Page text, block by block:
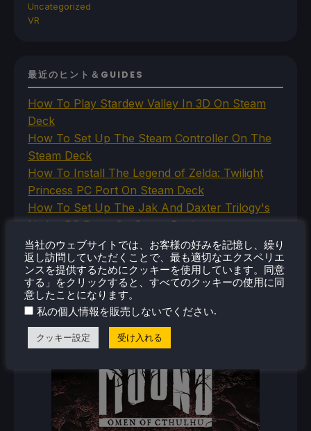
Uncategorized
VR
最近のヒント＆GUIDES
How To Play Stardew Valley In 3D On Steam
Deck
How To Set Up The Steam Controller On The
Steam Deck
How To Install The Legend of Zelda: Twilight
Princess PC Port On Steam Deck
How To Set Up The Jak And Daxter Trilogy's
Native PC Ports On Steam Deck
How To Play The Original Resident Evil 1 And 2
On Steam Deck
新着レビュー
当社のウェブサイトでは、お客様の好みを記憶し、繰り
返し訪問していただくことで、最も適切なエクスペリエ
ンスを提供するためにクッキーを使用しています。同意
する」をクリックすると、すべてのクッキーの使用に同
意したことになります。
私の個人情報を販売しないでください.
クッキー設定 受け入れる